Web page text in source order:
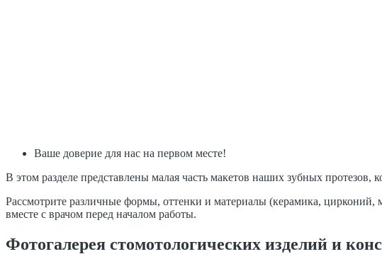
Ваше доверие для нас на первом месте!
В этом разделе представлены малая часть макетов наших зубных
Рассмотрите различные формы, оттенки и материалы (керамика, цирконий,
вместе с врачом перед началом работы.
Фотогалерея стомотологических изделий и